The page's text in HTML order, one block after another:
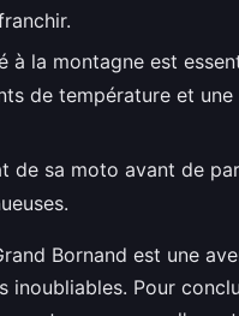
à la montagne est
de température et
de sa moto avant de
Bornand est une
inoubliables. Pour